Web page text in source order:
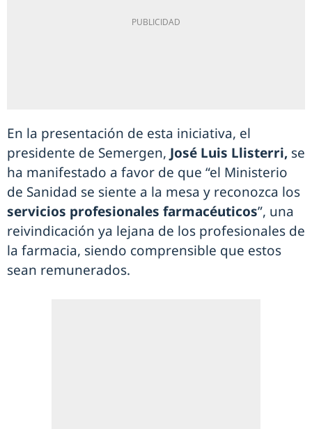
En la presentación de esta iniciativa, el
presidente de Semergen, José Luis Llisterri, se
ha manifestado a favor de que “el Ministerio
de Sanidad se siente a la mesa y reconozca los
servicios profesionales farmacéuticos”, una
reivindicación ya lejana de los profesionales de
la farmacia, siendo comprensible que estos
sean remunerados.